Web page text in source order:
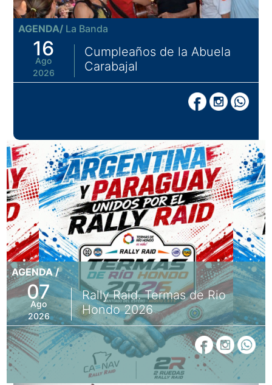
AGENDA/La Banda
16
Ago
2026
Cumpleaños de la Abuela
Carabajal
AGENDA /
07
Ago
2026
Rally Raid. Termas de Rio
Hondo 2026